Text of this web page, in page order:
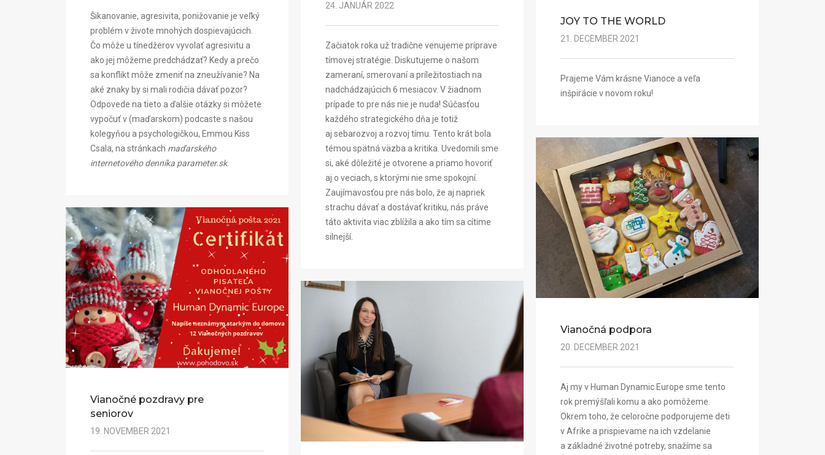
Šikanovanie, agresivita, ponižovanie je veľký
problém v živote mnohých dospievajúcich.
Čo môže u tínedžerov vyvolať agresivitu a
ako jej môžeme predchádzať? Kedy a prečo
sa konflikt môže zmeniť na zneužívanie? Na
aké znaky by si mali rodičia dávať pozor?
Odpovede na tieto a ďalšie otázky si môžete
vypočuť v (maďarskom) podcaste s našou
kolegyňou a psychologičkou, Emmou Kiss
Csala, na stránkach maďarského
internetového denníka parameter.sk.
24. JANUÁR 2022
Začiatok roka už tradične venujeme príprave
tímovej stratégie. Diskutujeme o našom
zameraní, smerovaní a príležitostiach na
nadchádzajúcich 6 mesiacov. V žiadnom
prípade to pre nás nie je nuda! Súčasťou
každého strategického dňa je totiž
aj sebarozvoj a rozvoj tímu. Tento krát bola
témou spätná väzba a kritika. Uvedomili sme
si, aké dôležité je otvorene a priamo hovoriť
aj o veciach, s ktorými nie sme spokojní.
Zaujímavosťou pre nás bolo, že aj napriek
strachu dávať a dostávať kritiku, nás práve
táto aktivita viac zblížila a ako tím sa cítime
silnejší.
JOY TO THE WORLD
21. DECEMBER 2021
Prajeme Vám krásne Vianoce a veľa
inšpirácie v novom roku!
Vianočná podpora
20. DECEMBER 2021
Aj my v Human Dynamic Europe sme tento
rok premýšľali komu a ako pomôžeme.
Okrem toho, že celoročne podporujeme deti
v Afrike a prispievame na ich vzdelanie
a základné životné potreby, snažíme sa
Vianočné pozdravy pre
seniorov
19. NOVEMBER 2021